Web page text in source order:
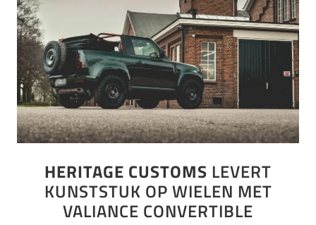
HERITAGE CUSTOMS LEVERT
KUNSTSTUK OP WIELEN MET
VALIANCE CONVERTIBLE